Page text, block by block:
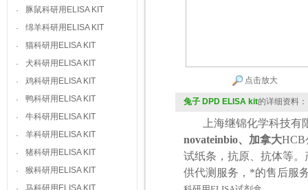
·
豚鼠科研用ELISA KIT
·
绵羊科研用ELISA KIT
·
猫科研用ELISA KIT
·
犬科研用ELISA KIT
·
鸡科研用ELISA KIT
·
鸭科研用ELISA KIT
·
牛科研用ELISA KIT
·
羊科研用ELISA KIT
·
猪科研用ELISA KIT
·
猴科研用ELISA KIT
马科研用ELISA KIT
点击放大
兔子 DPD ELISA kit的详细资料：
上海继锦化学科技有
novateinbio、加拿大HCB
试纸条，抗原、抗体等
供代测服务，*的售后服